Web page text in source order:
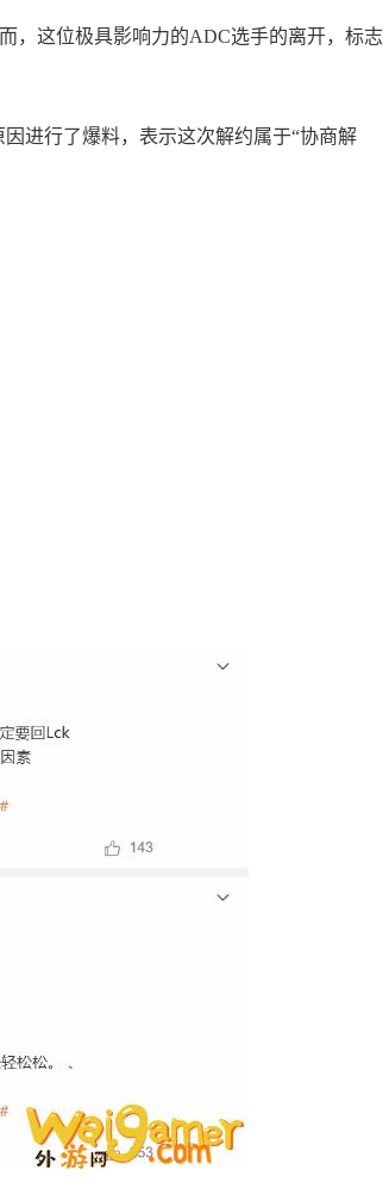
，这位极具影响力的ADC选手的离开，标志
进行了爆料，表示这次解约属于“协商解